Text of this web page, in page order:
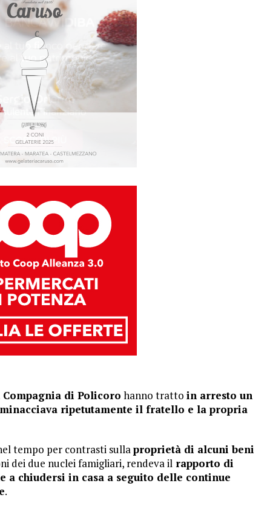
di Policoro hanno tratto in arresto un
minacciava ripetutamente il fratello e la propria
tempo per contrasti sullaproprietà di alcuni beni
dei due nuclei famigliari, rendeva il rapporto di
a chiudersi in casa a seguito delle continue
.